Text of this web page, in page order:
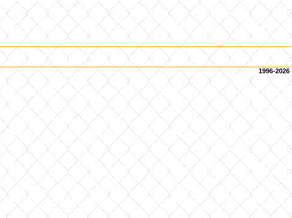
1996-2026